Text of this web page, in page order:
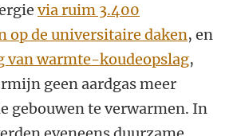
via ruim 3.400
op de universitaire daken, en
van warmte-koudeopslag,
geen aardgas meer
gebouwen te verwarmen. In